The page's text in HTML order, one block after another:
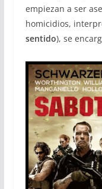
empiezan a ser
homicidios,
sentido), se